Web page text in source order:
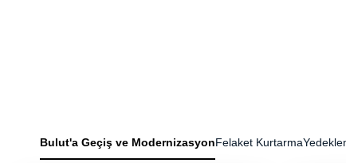
Bulut'a Geçiş ve ModernizasyonFelaket Kurtarma